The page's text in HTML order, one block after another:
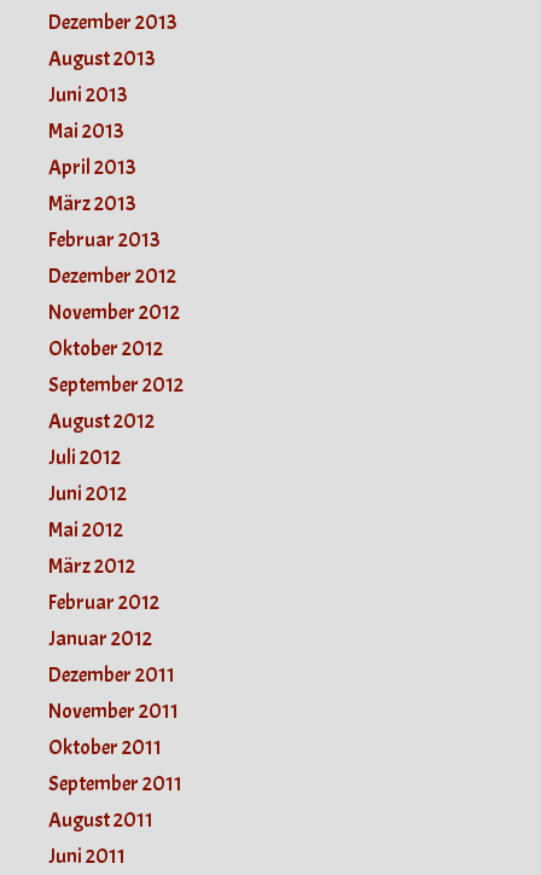
Dezember 2013
August 2013
Juni 2013
Mai 2013
April 2013
März 2013
Februar 2013
Dezember 2012
November 2012
Oktober 2012
September 2012
August 2012
Juli 2012
Juni 2012
Mai 2012
März 2012
Februar 2012
Januar 2012
Dezember 2011
November 2011
Oktober 2011
September 2011
August 2011
Juni 2011